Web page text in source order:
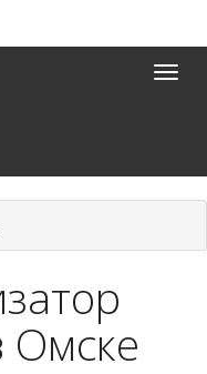
Toggle
Омске